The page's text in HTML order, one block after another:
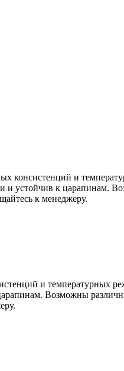
консистенций и
и устойчив к царапинам.
к менеджеру.
и температурных
Возможны